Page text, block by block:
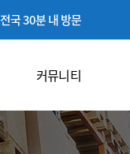
전국 30분 내 방문
커뮤니티